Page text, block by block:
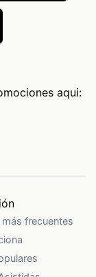
aqui:
frecuentes